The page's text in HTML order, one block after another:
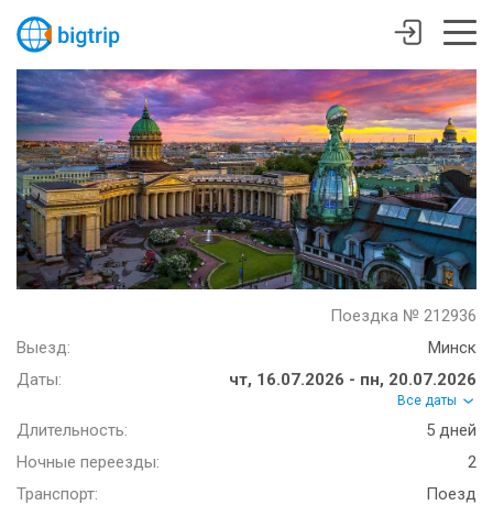
Поездка № 212936
Выезд:
Минск
Даты:
чт, 16.07.2026 - пн, 20.07.2026
Все даты
Длительность:
5 дней
Ночные переезды:
2
Транспорт:
Поезд